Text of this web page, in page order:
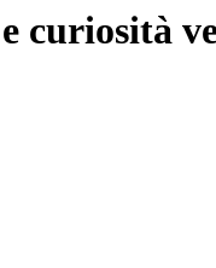
curiosità